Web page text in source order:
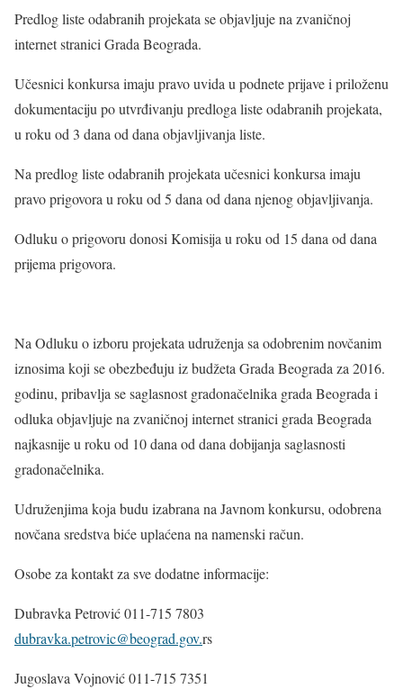
Predlog liste odabranih projekata se objavljuje na zvaničnoj
internet stranici Grada Beograda.
Učesnici konkursa imaju pravo uvida u podnete prijave i priloženu
dokumentaciju po utvrđivanju predloga liste odabranih projekata,
u roku od 3 dana od dana objavljivanja liste.
Na predlog liste odabranih projekata učesnici konkursa imaju
pravo prigovora u roku od 5 dana od dana njenog objavljivanja.
Odluku o prigovoru donosi Komisija u roku od 15 dana od dana
prijema prigovora.
Na Odluku o izboru projekata udruženja sa odobrenim novčanim
iznosima koji se obezbeđuju iz budžeta Grada Beograda za 2016.
godinu, pribavlja se saglasnost gradonačelnika grada Beograda i
odluka objavljuje na zvaničnoj internet stranici grada Beograda
najkasnije u roku od 10 dana od dana dobijanja saglasnosti
gradonačelnika.
Udruženjima koja budu izabrana na Javnom konkursu, odobrena
novčana sredstva biće uplaćena na namenski račun.
Osobe za kontakt za sve dodatne informacije:
Dubravka Petrović 011-715 7803
dubravka.petrovic@beograd.gov.rs
Jugoslava Vojnović 011-715 7351